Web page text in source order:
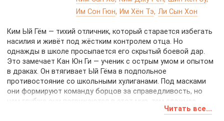
Им Сон Гюн
Им Хён Тэ Ли Сын Хон
Ким Ый Гём — тихий отличник, который старается избегать
насилия и живёт под жёстким контролем отца. Но
однажды в школе просыпается его скрытый боевой дар.
Это замечает Кан Юн Ги — ученик с острым умом и опытом
в драках. Он втягивает Ый Гёма в подпольное
противостояние со школьными хулиганами. Под масками
они формируют команду борцов за справедливость, но
чем глубже они погружаются в этот мир, тем сложнее
Читать все...